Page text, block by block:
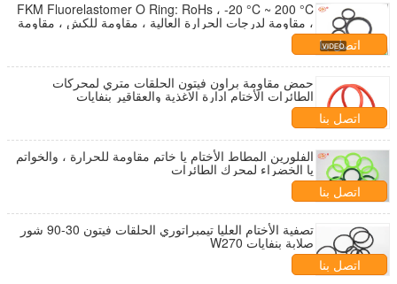
FKM Fluorelastomer O Ring: RoHs ، -20 °C ~ 200 °C
، مقاومة لدرجات الحرارة العالية ، مقاومة للكش ، مقاومة
للزيت
اتصل بنا
حمض مقاومة براون فيتون الحلقات متري لمحركات
الطائرات الأختام ادارة الاغذية والعقاقير بنفايات
اتصل بنا
الفلورين المطاط الأختام يا خاتم مقاومة للحرارة ، والخواتم
يا الخضراء لمحرك الطائرات
اتصل بنا
تصفية الأختام العليا تيمبراتوري الحلقات فيتون 30-90 شور
صلابة بنفايات W270
اتصل بنا